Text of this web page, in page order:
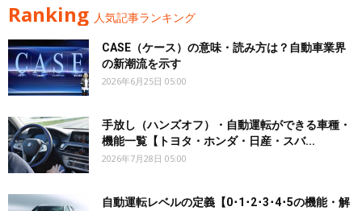
Ranking 人気記事ランキング
CASE（ケース）の意味・読み方は？自動車業界
の新潮流を示す
2026年6月25日 05:00
手放し（ハンズオフ）・自動運転ができる車種・
機能一覧【トヨタ・ホンダ・日産・スバ...
2026年7月28日 05:00
自動運転レベルの定義【0･1･2･3･4･5の機能・解